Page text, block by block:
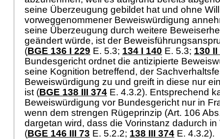
seine Überzeugung gebildet hat und ohne
vorweggenommener Beweiswürdigung
seine Überzeugung durch weitere
geändert würde, ist der
(BGE 136 I 229 E. 5.3; 134 I 140 E. 5.3; 130 II
Bundesgericht ordnet die antizipierte
seine Kognition betreffend, der
Beweiswürdigung zu und greift in diese nur
ist (BGE 138 III 374 E. 4.3.2). Entsprechend
Beweiswürdigung vor Bundesgericht nur in
wenn dem strengen Rügeprinzip (Art. 106
dargetan wird, dass die Vorinstanz dadurch in
(BGE 146 III 73 E. 5.2.2; 138 III 374 E. 4.3.2).